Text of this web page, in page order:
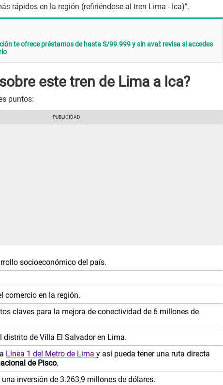
rápidos en la región (refiriéndose al tren Lima - Ica)”.
te ofrece préstamos de hasta S/99.999 y sin aval: revisa si accedes
este tren de Lima a Ica?
puntos:
socioeconómico del país.
comercio en la región.
claves para la mejora de conectividad de 6 millones de
distrito de Villa El Salvador en Lima.
Línea 1 del Metro de Lima y así pueda tener una ruta directa
de Pisco.
inversión de 3.263,9 millones de dólares.